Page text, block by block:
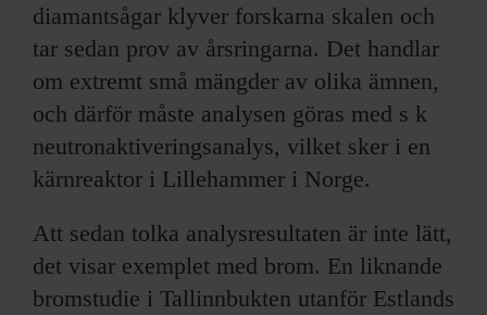
diamantsågar klyver forskarna skalen och
tar sedan prov av årsringarna. Det handlar
om extremt små mängder av olika ämnen,
och därför måste analysen göras med s k
neutronaktiveringsanalys, vilket sker i en
kärnreaktor i Lillehammer i Norge.
Att sedan tolka analysresultaten är inte lätt,
det visar exemplet med brom. En liknande
bromstudie i Tallinnbukten utanför Estlands